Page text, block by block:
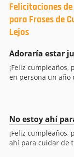
Felicitaciones
para Frases de
Lejos
Adoraría estar
¡Feliz
en persona un año
No estoy ahí
¡Feliz cumpleaños,
ahí para cuidar de